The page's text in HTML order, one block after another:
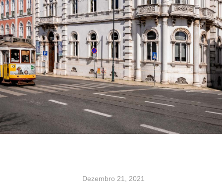
Dezembro 21, 2021